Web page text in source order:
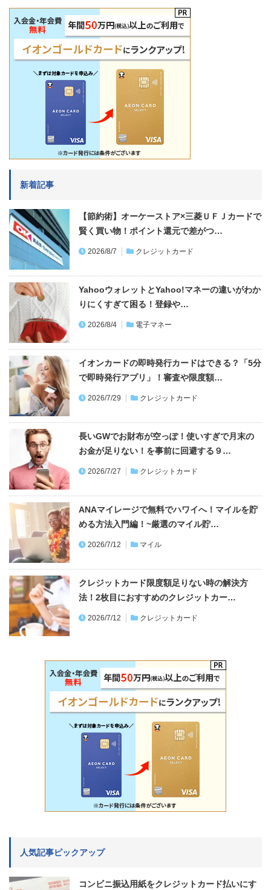
新着記事
【節約術】オーケーストア×三菱ＵＦＪカードで
賢く買い物！ポイント還元で差がつ…
2026/8/7 クレジットカード
YahooウォレットとYahoo!マネーの違いがわか
りにくすぎて困る！登録や…
2026/8/4 電子マネー
イオンカードの即時発行カードはできる？「5分
で即時発行アプリ」！審査や限度額…
2026/7/29 クレジットカード
長いGWでお財布が空っぽ！使いすぎで月末の
お金が足りない！を事前に回避する９…
2026/7/27 クレジットカード
ANAマイレージで無料でハワイへ！マイルを貯
める方法入門編！~厳選のマイル貯…
2026/7/12 マイル
クレジットカード限度額足りない時の解決方
法！2枚目におすすめのクレジットカー…
2026/7/12 クレジットカード
人気記事ピックアップ
コンビニ振込用紙をクレジットカード払いにす